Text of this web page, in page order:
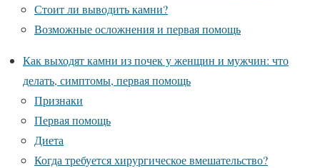
Стоит ли выводить камни?
Возможные осложнения и первая помощь
Как выходят камни из почек у женщин и мужчин: что
делать, симптомы, первая помощь
Признаки
Первая помощь
Диета
Когда требуется хирургическое вмешательство?